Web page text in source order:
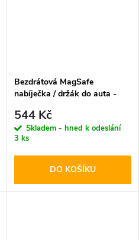
Bezdrátová MagSafe
nabíječka / držák do auta -
Dashboard & Vent
544 Kč
Skladem - hned k odeslání
3 ks
DO KOŠÍKU